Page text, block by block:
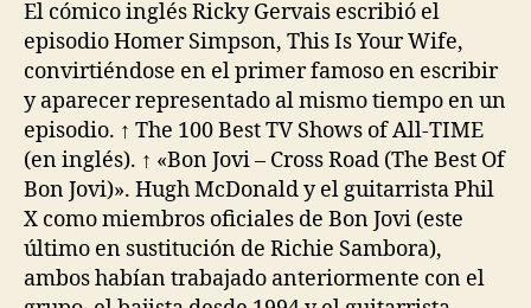
El cómico inglés Ricky Gervais escribió el
episodio Homer Simpson, This Is Your Wife,
convirtiéndose en el primer famoso en escribir
y aparecer representado al mismo tiempo en un
episodio. ↑ The 100 Best TV Shows of All-TIME
(en inglés). ↑ «Bon Jovi – Cross Road (The Best Of
Bon Jovi)». Hugh McDonald y el guitarrista Phil
X como miembros oficiales de Bon Jovi (este
último en sustitución de Richie Sambora),
ambos habían trabajado anteriormente con el